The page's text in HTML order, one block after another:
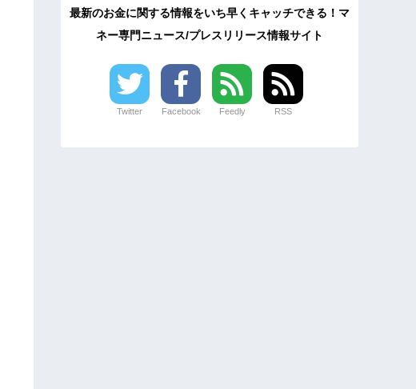
最新のお金に関する情報をいち早くキャッチできる！マ
ネー専門ニュース/プレスリリース情報サイト
Twitter Facebook Feedly RSS